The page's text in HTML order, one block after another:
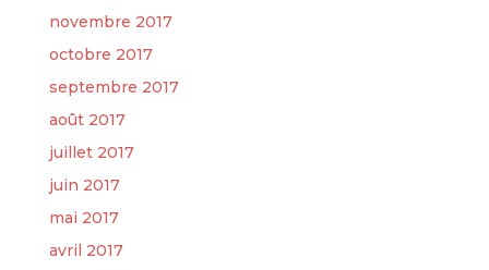
novembre 2017
octobre 2017
septembre 2017
août 2017
juillet 2017
juin 2017
mai 2017
avril 2017